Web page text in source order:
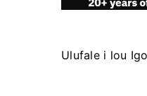
Ulufale i lou